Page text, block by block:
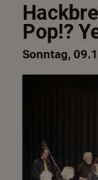
Pop!?
Sonntag,